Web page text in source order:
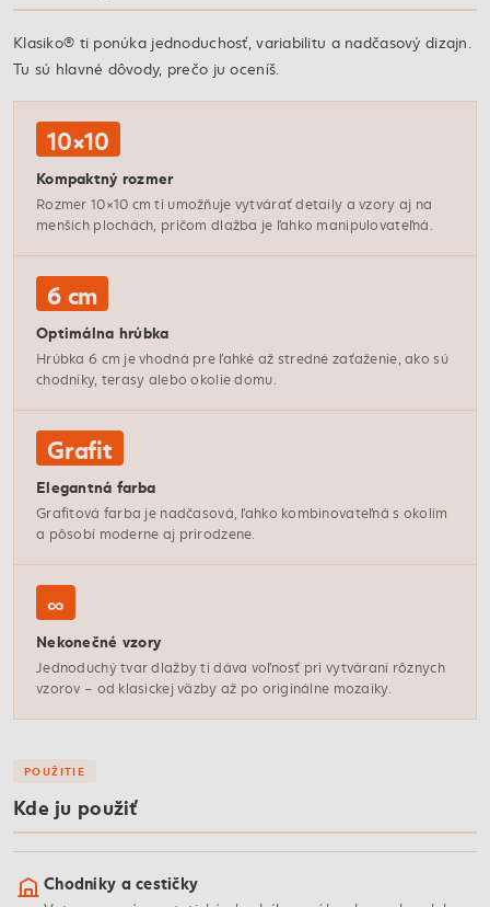
Klasiko® ti ponúka jednoduchosť, variabilitu a nadčasový dizajn.
Tu sú hlavné dôvody, prečo ju oceníš.
10×10
Kompaktný rozmer
Rozmer 10×10 cm ti umožňuje vytvárať detaily a vzory aj na
menších plochách, pričom dlažba je ľahko manipulovateľná.
6 cm
Optimálna hrúbka
Hrúbka 6 cm je vhodná pre ľahké až stredné zaťaženie, ako sú
chodníky, terasy alebo okolie domu.
Grafit
Elegantná farba
Grafitová farba je nadčasová, ľahko kombinovateľná s okolím
a pôsobí moderne aj prirodzene.
∞
Nekonečné vzory
Jednoduchý tvar dlažby ti dáva voľnosť pri vytváraní rôznych
vzorov – od klasickej väzby až po originálne mozaiky.
POUŽITIE
Kde ju použiť
Chodníky a cestičky